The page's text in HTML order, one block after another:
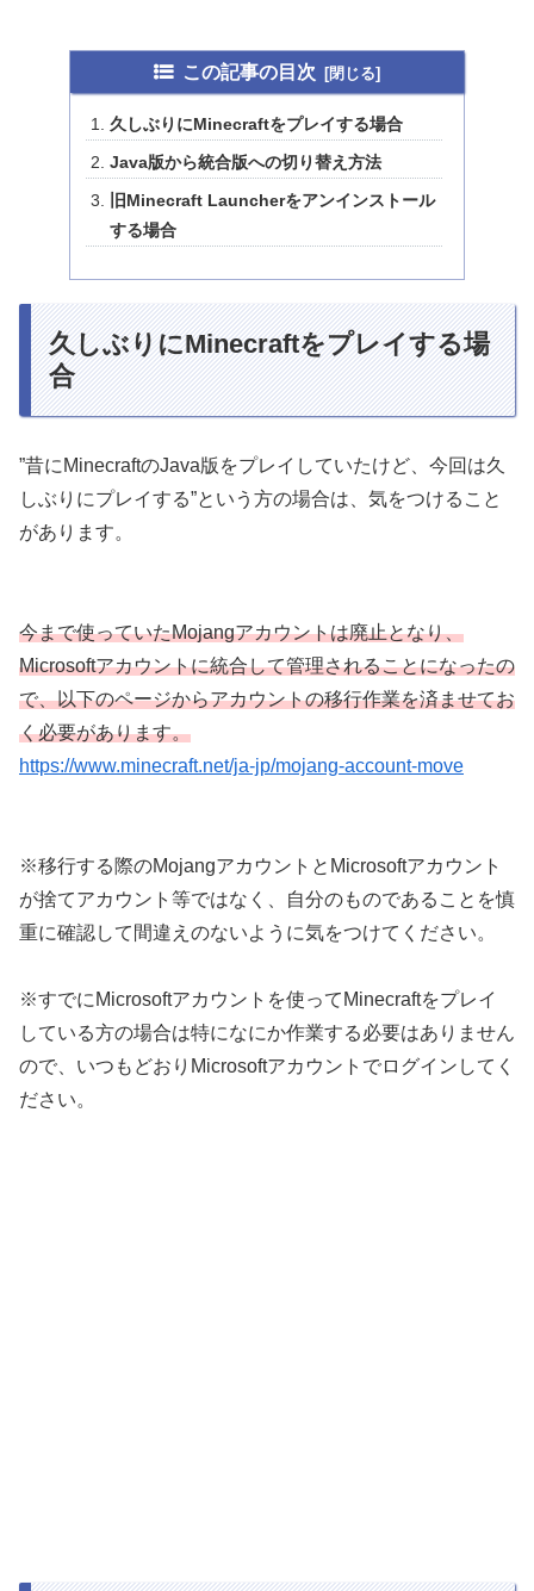
この記事の目次
久しぶりにMinecraftをプレイする場合
Java版から統合版への切り替え方法
旧Minecraft Launcherをアンインストール
する場合
久しぶりにMinecraftをプレイする場
合
”昔にMinecraftのJava版をプレイしていたけど、今回は久
しぶりにプレイする”という方の場合は、気をつけること
があります。
今まで使っていたMojangアカウントは廃止となり、
Microsoftアカウントに統合して管理されることになったの
で、以下のページからアカウントの移行作業を済ませてお
く必要があります。
https://www.minecraft.net/ja-jp/mojang-account-move
※移行する際のMojangアカウントとMicrosoftアカウント
が捨てアカウント等ではなく、自分のものであることを慎
重に確認して間違えのないように気をつけてください。
※すでにMicrosoftアカウントを使ってMinecraftをプレイ
している方の場合は特になにか作業する必要はありません
ので、いつもどおりMicrosoftアカウントでログインしてく
ださい。